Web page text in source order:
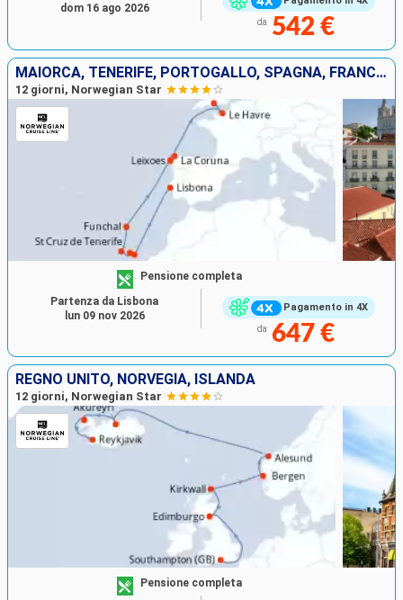
da 542 €
dom 16 ago 2026
MAIORCA, TENERIFE, PORTOGALLO, SPAGNA, FRANCIA, REGNO UNITO
12 giorni, Norwegian Star
Pagamento in 4X
Pensione completa
da 647 €
Partenza da Lisbona
lun 09 nov 2026
REGNO UNITO, NORVEGIA, ISLANDA
12 giorni, Norwegian Star
Pensione completa